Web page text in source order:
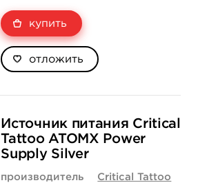
купить
отложить
Источник питания Critical
Tattoo ATOMX Power
Supply Silver
производитель Critical Tattoo